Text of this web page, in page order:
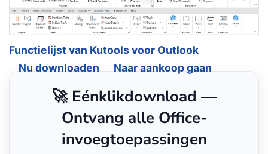
Functielijst van Kutools voor Outlook
Nu downloaden
Naar aankoop gaan
🚀 Eénklikdownload —
Ontvang alle Office-
invoegtoepassingen